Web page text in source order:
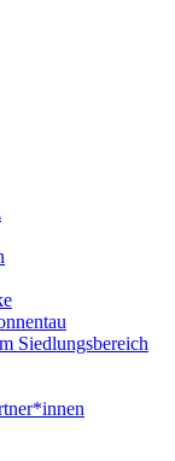
Siedlungsbereich